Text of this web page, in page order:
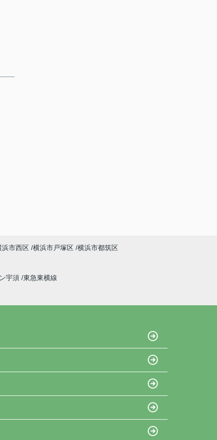
浜市西区 横浜市戸塚区 横浜市都筑区
宇須 東急東横線